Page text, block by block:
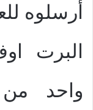
أرسلوه
البرت
واحد من